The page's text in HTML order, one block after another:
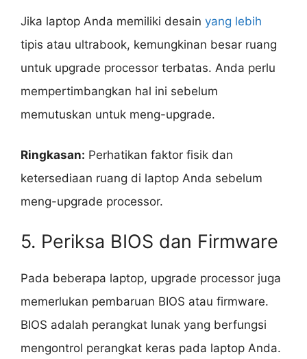
Jika laptop Anda memiliki desain yang lebih
tipis atau ultrabook, kemungkinan besar ruang
untuk upgrade processor terbatas. Anda perlu
mempertimbangkan hal ini sebelum
memutuskan untuk meng-upgrade.
Ringkasan: Perhatikan faktor fisik dan
ketersediaan ruang di laptop Anda sebelum
meng-upgrade processor.
5. Periksa BIOS dan Firmware
Pada beberapa laptop, upgrade processor juga
memerlukan pembaruan BIOS atau firmware.
BIOS adalah perangkat lunak yang berfungsi
mengontrol perangkat keras pada laptop Anda.